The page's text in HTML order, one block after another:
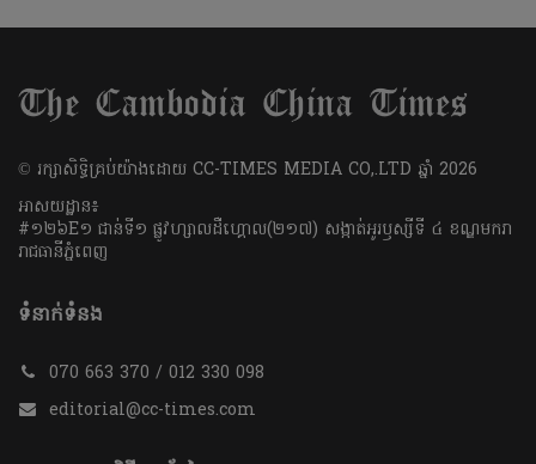
​© រក្សា​សិទ្ធិ​គ្រប់​យ៉ាង​ដោយ​ CC-TIMES MEDIA CO,.LTD ឆ្នាំ​ 2026
អាសយដ្ឋាន៖
#១២៦E១ ជាន់ទី១ ផ្លូវហ្សាលដឺហ្គោល(២១៧) សង្កាត់អូរឫស្សីទី ៤ ខណ្ឌមករា
រាជធានីភ្នំពេញ
ទំនាក់ទំនង
070 663 370 / 012 330 098
editorial@cc-times.com